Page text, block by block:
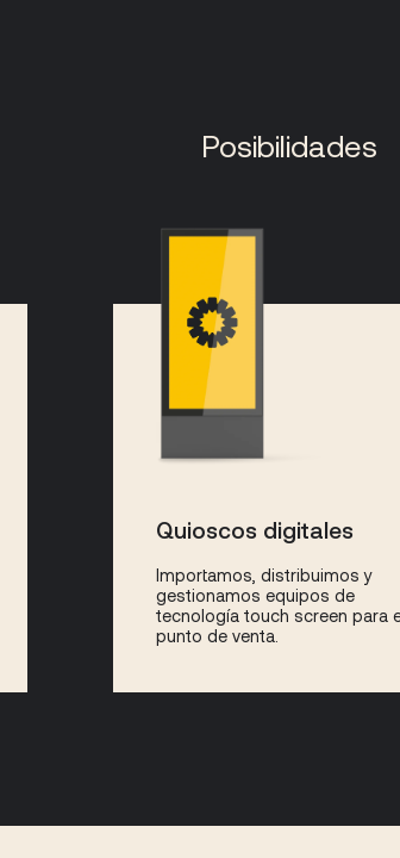
Posibilidades
Quioscos digitales
Importamos, distribuimos y
gestionamos equipos de
tecnología touch screen para
punto de venta.